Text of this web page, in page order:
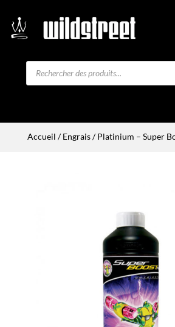
Recherche
Accueil /Engrais/ Platinium – Super